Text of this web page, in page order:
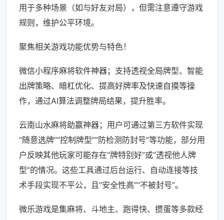
用于多种场景（如与好友对局），但需注意遵守游戏
规则，维护公平环境。
聚焦相关游戏功能优势与特色！
微信小程序麻将软件神器；支持透视全局牌型、智能
出牌策略、暗杠优化、提高好牌率及快速自摸等操
作，通过AI算法调整牌局结果，提升胜率。
云南山水麻将助赢神器；用户可通过第三方软件实现
“随意选牌”“控制牌型”“防检测防封号”等功能，部分用
户反映其他玩家可能存在“牌特别好”或“透视他人牌
型”的情况。这些工具通过后台运行、自动连接等技
术手段实现不平公，且“安全性高”“不被封号”。
微乐游戏是集麻将、斗地主、跑得快、掼蛋等多款经